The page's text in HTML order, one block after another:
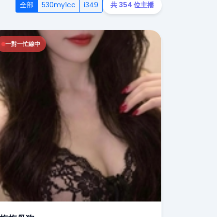
全部 530my1cc i349 共 354 位主播
一對一忙線中